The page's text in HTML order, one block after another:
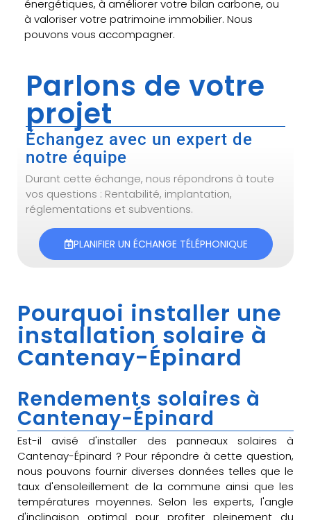
énergétiques, à améliorer votre bilan carbone, ou
à valoriser votre patrimoine immobilier. Nous
pouvons vous accompagner.
Parlons de votre
projet
Échangez avec un expert de
notre équipe
Durant cette échange, nous répondrons à toute
vos questions : Rentabilité, implantation,
réglementations et subventions.
PLANIFIER UN ÉCHANGE TÉLÉPHONIQUE
Pourquoi installer une
installation solaire à
Cantenay-Épinard
Rendements solaires à
Cantenay-Épinard
Est-il avisé d'installer des panneaux solaires à
Cantenay-Épinard ? Pour répondre à cette question,
nous pouvons fournir diverses données telles que le
taux d'ensoleillement de la commune ainsi que les
températures moyennes. Selon les experts, l'angle
d'inclinaison optimal pour profiter pleinement du